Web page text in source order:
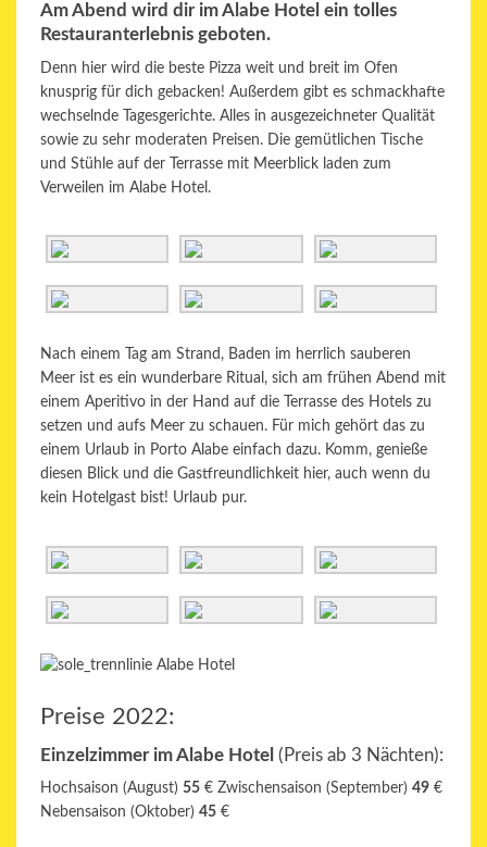
Am Abend wird dir im Alabe Hotel ein tolles
Restauranterlebnis geboten.
Denn hier wird die beste Pizza weit und breit im Ofen
knusprig für dich gebacken! Außerdem gibt es schmackhafte
wechselnde Tagesgerichte. Alles in ausgezeichneter Qualität
sowie zu sehr moderaten Preisen. Die gemütlichen Tische
und Stühle auf der Terrasse mit Meerblick laden zum
Verweilen im Alabe Hotel.
Nach einem Tag am Strand, Baden im herrlich sauberen
Meer ist es ein wunderbare Ritual, sich am frühen Abend mit
einem Aperitivo in der Hand auf die Terrasse des Hotels zu
setzen und aufs Meer zu schauen. Für mich gehört das zu
einem Urlaub in Porto Alabe einfach dazu. Komm, genieße
diesen Blick und die Gastfreundlichkeit hier, auch wenn du
kein Hotelgast bist! Urlaub pur.
Preise 2022:
Einzelzimmer im Alabe Hotel (Preis ab 3 Nächten):
Hochsaison (August) 55 € Zwischensaison (September) 49 €
Nebensaison (Oktober) 45 €